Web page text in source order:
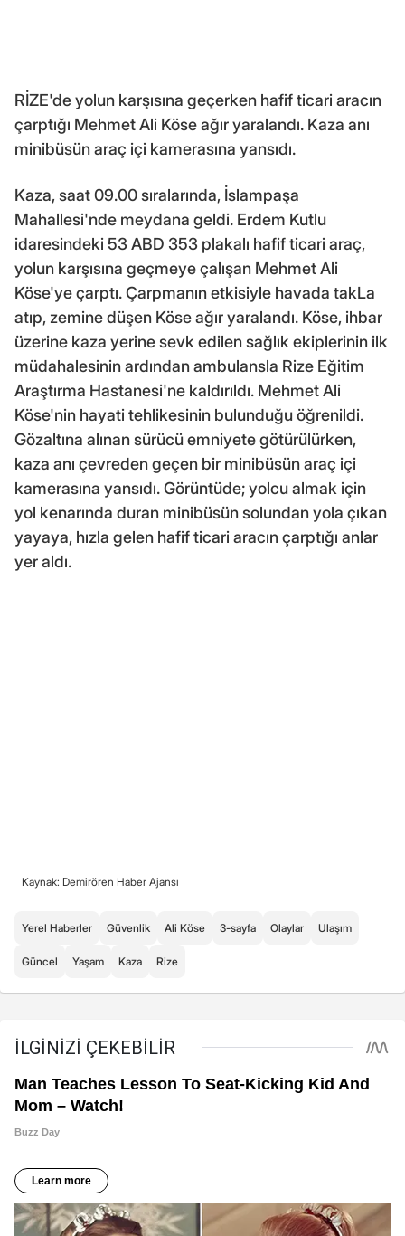
RİZE'de yolun karşısına geçerken hafif ticari aracın
çarptığı Mehmet Ali Köse ağır yaralandı. Kaza anı
minibüsün araç içi kamerasına yansıdı.
Kaza, saat 09.00 sıralarında, İslampaşa
Mahallesi'nde meydana geldi. Erdem Kutlu
idaresindeki 53 ABD 353 plakalı hafif ticari araç,
yolun karşısına geçmeye çalışan Mehmet Ali
Köse'ye çarptı. Çarpmanın etkisiyle havada takLa
atıp, zemine düşen Köse ağır yaralandı. Köse, ihbar
üzerine kaza yerine sevk edilen sağlık ekiplerinin ilk
müdahalesinin ardından ambulansla Rize Eğitim
Araştırma Hastanesi'ne kaldırıldı. Mehmet Ali
Köse'nin hayati tehlikesinin bulunduğu öğrenildi.
Gözaltına alınan sürücü emniyete götürülürken,
kaza anı çevreden geçen bir minibüsün araç içi
kamerasına yansıdı. Görüntüde; yolcu almak için
yol kenarında duran minibüsün solundan yola çıkan
yayaya, hızla gelen hafif ticari aracın çarptığı anlar
yer aldı.
Kaynak: Demirören Haber Ajansı
Yerel Haberler Güvenlik Ali Köse 3-sayfa Olaylar Ulaşım
Güncel Yaşam Kaza Rize